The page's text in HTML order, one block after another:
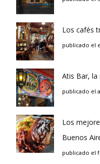
Los cafés
publicado el
Atis Bar,
publicado el
Los
Buenos
publicado el